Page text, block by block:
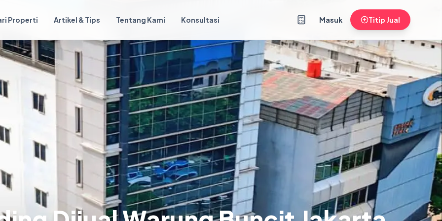
Properti Artikel & Tips Tentang Kami Konsultasi Masuk Titip Jual